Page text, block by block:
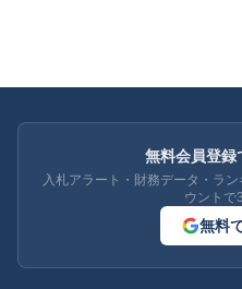
無料会員登録
入札アラート・財務データ・ラ
ウントで
無料